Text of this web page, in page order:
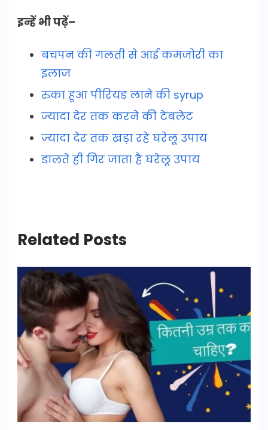
इन्हें भी पढ़ें–
बचपन की गलती से आई कमजोरी का
इलाज
रुका हुआ पीरियड लाने की syrup
ज्यादा देर तक करने की टेबलेट
ज्यादा देर तक खड़ा रहे घरेलू उपाय
डालते ही गिर जाता है घरेलू उपाय
Related Posts